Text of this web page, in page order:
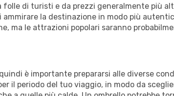
di turisti e da prezzi generalmente più
la destinazione in modo più
ma le attrazioni popolari saranno
è importante prepararsi alle diverse
il periodo del tuo viaggio, in modo da